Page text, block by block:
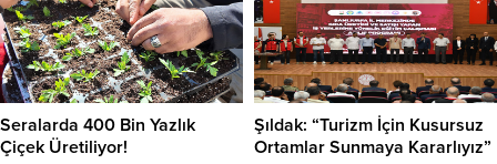
Seralarda 400 Bin Yazlık
Çiçek Üretiliyor!
Şıldak: “Turizm İçin Kusursuz
Ortamlar Sunmaya Kararlıyız”